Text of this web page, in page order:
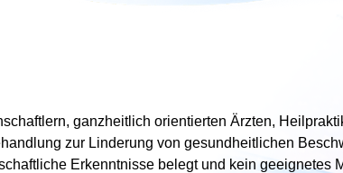
ganzheitlich orientierten Ärzten,
zur Linderung von gesundheitlichen
Erkenntnisse belegt und kein geeignetes